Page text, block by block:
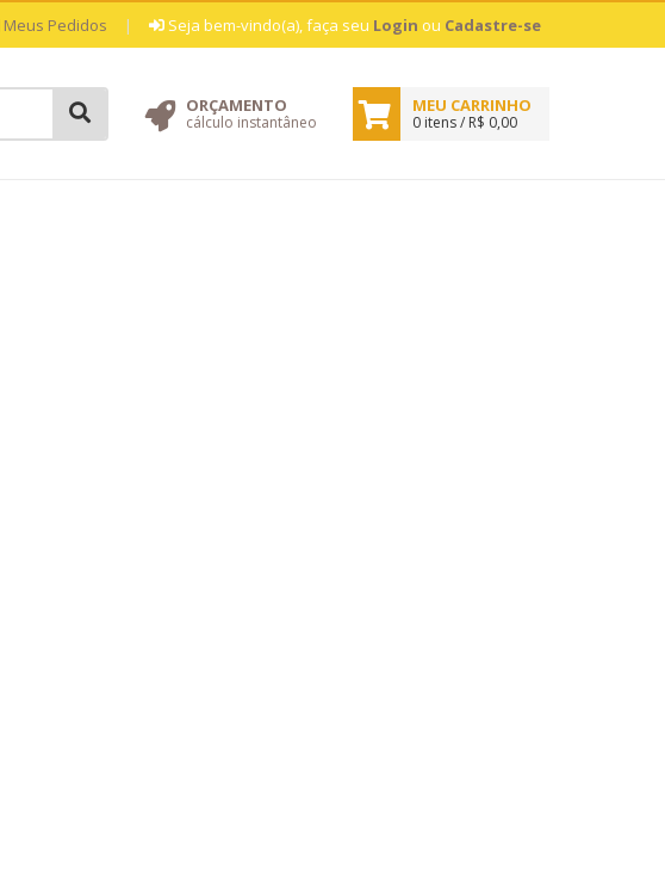
Meus Pedidos | Seja bem-vindo(a), faça seu Login ou Cadastre-se
ORÇAMENTO
cálculo instantâneo
MEU CARRINHO
0 itens / R$ 0,00